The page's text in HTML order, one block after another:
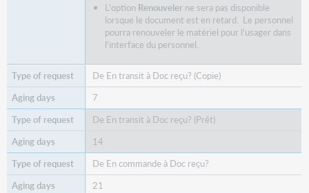
L'option Renouvelerne sera pas disponible
lorsque le document est en retard. Le personnel
pourra renouveler le matériel pour l'usager dans
l'interface du personnel.
De En transit à Doc reçu? (Copie)
7
De En transit à Doc reçu? (Prêt)
14
De En commande à Doc reçu?
21